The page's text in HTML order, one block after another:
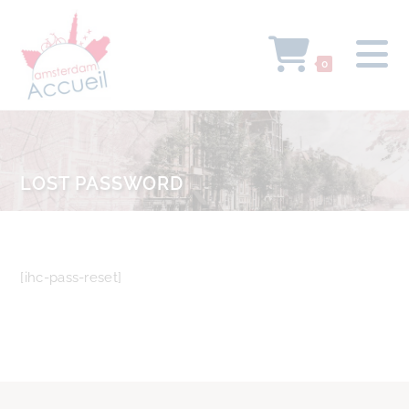
0
LOST PASSWORD
[ihc-pass-reset]